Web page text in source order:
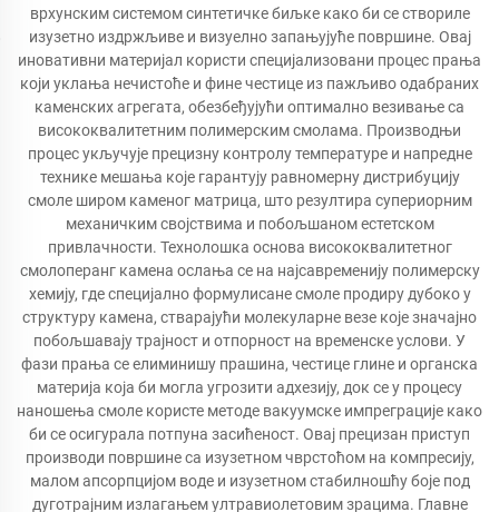
врхунским системом синтетичке биљке како би се створиле
изузетно издржљиве и визуелно запањујуће површине. Овај
иновативни материјал користи специјализовани процес прања
који уклања нечистоће и фине честице из пажљиво одабраних
каменских агрегата, обезбеђујући оптимално везивање са
висококвалитетним полимерским смолама. Производњи
процес укључује прецизну контролу температуре и напредне
технике мешања које гарантују равномерну дистрибуцију
смоле широм каменог матрица, што резултира супериорним
механичким својствима и побољшаном естетском
привлачности. Технолошка основа висококвалитетног
смолоперанг камена ослања се на најсавременију полимерску
хемију, где специјално формулисане смоле продиру дубоко у
структуру камена, стварајући молекуларне везе које значајно
побољшавају трајност и отпорност на временске услови. У
фази прања се елиминишу прашина, честице глине и органска
материја која би могла угрозити адхезију, док се у процесу
наношења смоле користе методе вакуумске импреграције како
би се осигурала потпуна засићеност. Овај прецизан приступ
производи површине са изузетном чврстоћом на компресију,
малом апсорпцијом воде и изузетном стабилношћу боје под
дуготрајним излагањем ултравиолетовим зрацима. Главне